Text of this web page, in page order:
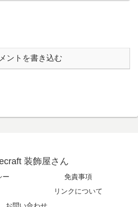
ントを書き込む
装飾屋さん
ー
免責事項
リンクについて